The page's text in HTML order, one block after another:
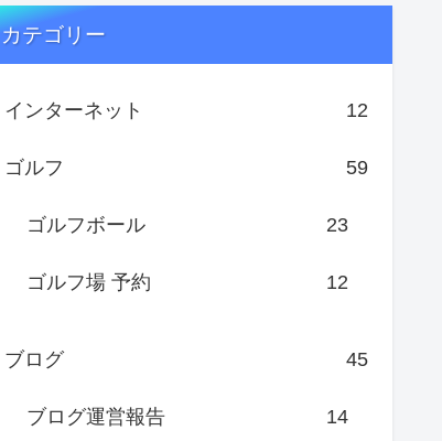
カテゴリー
インターネット 12
ゴルフ 59
ゴルフボール 23
ゴルフ場 予約 12
ブログ 45
ブログ運営報告 14